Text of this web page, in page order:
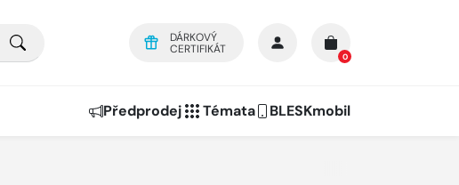
DÁRKOVÝ
CERTIFIKÁT
0
Předprodej Témata BLESKmobil